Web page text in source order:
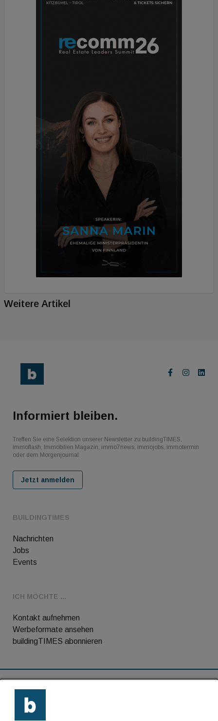
Weitere Artikel
BUILDINGTIMES
Nachrichten
Jobs
Events
ICH MÖCHTE ...
Kontakt aufnehmen
Werbeformate ansehen
buildingTIMES abonnieren
Informiert bleiben.
Treffen Sie eine Selektion unserer Newsletter zu buildingTIMES,
immoflash, Immobilien Magazin, immo7news, immojobs, immotermin
oder dem Morgenjournal
Jetzt anmelden
Kontakt